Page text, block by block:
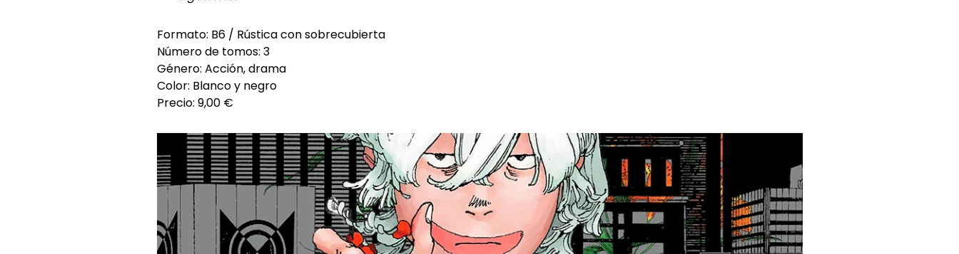
Formato: B6 / Rústica con sobrecubierta
Número de tomos: 3
Género: Acción, drama
Color: Blanco y negro
Precio: 9,00 €